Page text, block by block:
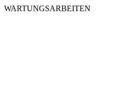
WARTUNGSARBEITEN